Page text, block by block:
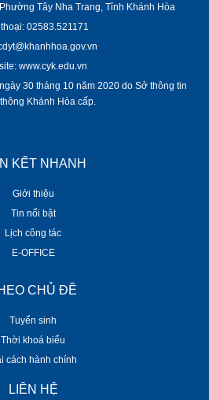
Tây Nha Trang, Tỉnh Khánh Hòa
02583.521171
www.cyk.edu.vn
30 tháng 10 năm 2020 do Sở thông tin
Khánh Hòa cấp.
KẾT NHANH
Giới thiệu
Tin nổi bật
Lịch công tác
E-OFFICE
CHỦ ĐỀ
Tuyển sinh
Thời khoá biểu
cách hành chính
LIÊN HỆ